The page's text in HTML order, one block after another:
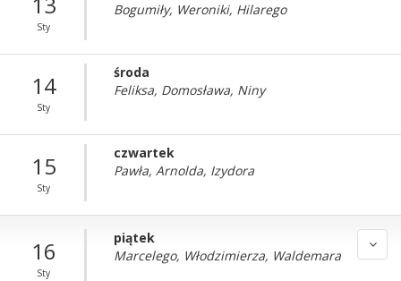
Sty
Bogumiły, Weroniki, Hilarego
14
Sty
środa
Feliksa, Domosława, Niny
15
Sty
czwartek
Pawła, Arnolda, Izydora
16
Sty
piątek
Marcelego, Włodzimierza, Waldemara